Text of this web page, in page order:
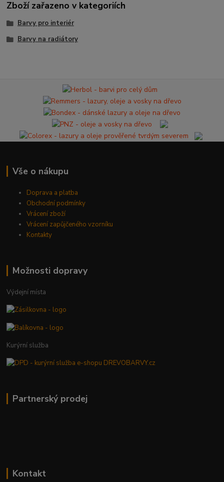
Zboží zařazeno v kategoriích
Barvy pro interiér
Barvy na radiátory
Vše o nákupu
Doprava a platba
Obchodní podmínky
Vrácení zboží
Vrácení zapůjčeného vzorníku
Kontakty
Možnosti dopravy
Výdejní místa
Kurýrní služba
Partnerský prodej
Kontakt